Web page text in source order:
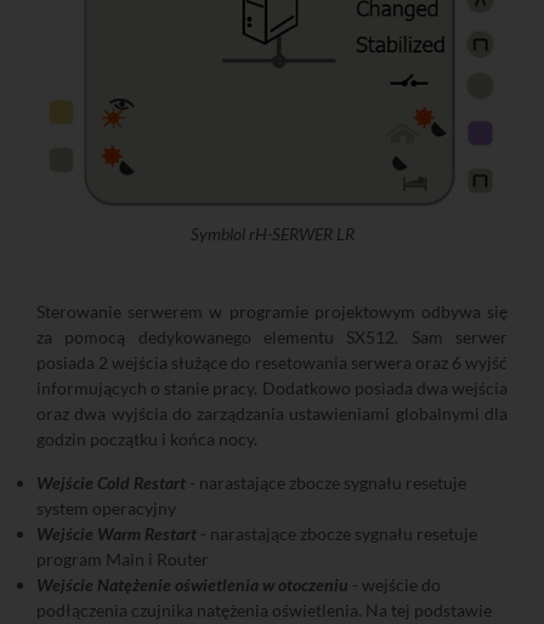
Symblol rH-SERWER LR
Sterowanie serwerem w programie projektowym odbywa się
za pomocą dedykowanego elementu SX512. Sam serwer
posiada 2 wejścia służące do resetowania serwera oraz 6 wyjść
informujących o stanie pracy. Dodatkowo posiada dwa wejścia
oraz dwa wyjścia do zarządzania ustawieniami globalnymi dla
godzin początku i końca nocy.
Wejście Cold Restart - narastające zbocze sygnału resetuje
system operacyjny
Wejście Warm Restart - narastające zbocze sygnału resetuje
program Main i Router
Wejście Natężenie oświetlenia w otoczeniu - wejście do
podłączenia czujnika natężenia oświetlenia. Na tej podstawie